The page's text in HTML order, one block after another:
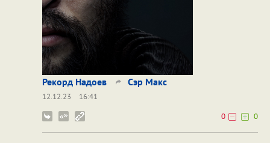
Рекорд Надоев Сэр Макс
12.12.23
16:41
0
0